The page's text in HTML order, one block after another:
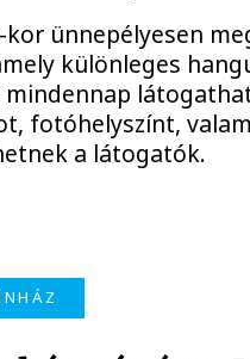
kor ünnepélyesen
különleges
fotóhelyszínt,
a látogatók.